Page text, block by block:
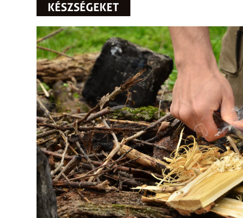
KÉSZSÉGEKET